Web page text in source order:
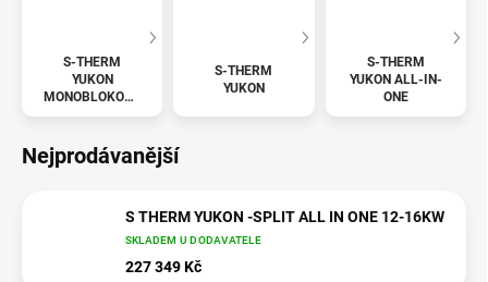
S-THERM
YUKON
MONOBLOKOVÉ
JEDNOTKY
S-THERM
YUKON
S-THERM
YUKON ALL-IN-
ONE
Nejprodávanější
S THERM YUKON -SPLIT ALL IN ONE 12-16KW
SKLADEM U DODAVATELE
227 349 Kč